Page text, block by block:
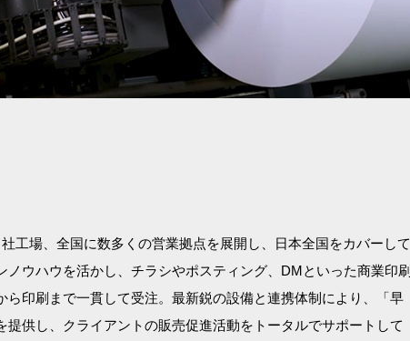
工場、全国に数多くの営業拠点を展開し、日本全国をカバーして
ノウハウを活かし、チラシやポスティング、DMといった商業印刷
ら印刷まで一貫して受注。最新鋭の設備と連携体制により、「早
提供し、クライアントの販売促進活動をトータルでサポートして